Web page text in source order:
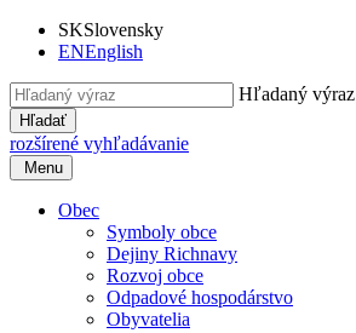
SKSlovensky
ENEnglish
Hľadaný výraz
Hľadať
rozšírené vyhľadávanie
Menu
Obec
Symboly obce
Dejiny Richnavy
Rozvoj obce
Odpadové hospodárstvo
Obyvatelia